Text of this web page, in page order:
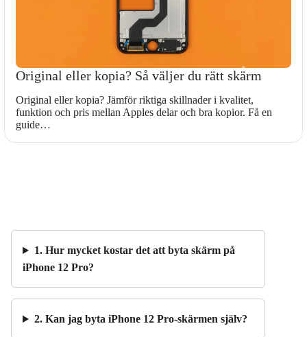
Original eller kopia? Så väljer du rätt skärm
Original eller kopia? Jämför riktiga skillnader i kvalitet,
funktion och pris mellan Apples delar och bra kopior. Få en
guide…
1. Hur mycket kostar det att byta skärm på
iPhone 12 Pro?
2. Kan jag byta iPhone 12 Pro-skärmen själv?